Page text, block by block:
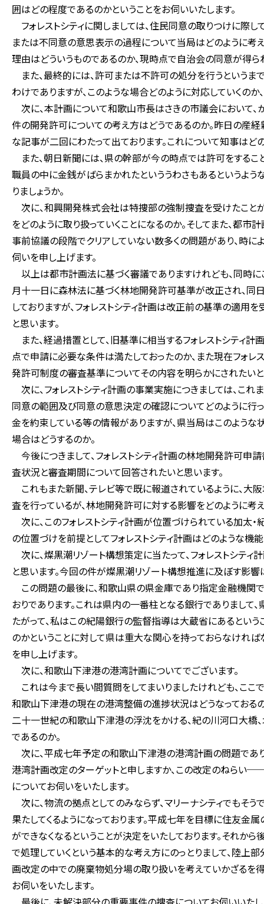
囲はどの程度であるのかということをお伺いいたします。
フォレストシティに関しましては、住民同意の取りつけに際
または不同意の意思表示の過程について当局はどのように考
理由はどういうものであるのか、現時点で自治会の同意が得
また、最終的には、許可または不許可の処分を行うという
わけでありますが、このような場合どのように対応していくのか
次に、本計画について和歌山市長はさきの市議会において
件の開発許可についての考え方はどうであるのか。昨日の産
な記事が二回にわたって出ております。これについて知事はど
また、朝日新聞には、県の幹部が今の時点では許可をするこ
職員の中に金銭がばらまかれたといううわさもあるというよ
りましょうか。
次に、和興開発株式会社は特捜部の強制捜査を受けたこと
をどのように取り扱っていくことになるのか。そしてまた、都
事前協議の段階でクリアしていない数多くの問題があり、時に
伺いを申し上げます。
以上は都市計画法に基づく審議でありますけれども、同時に
月十一日に森林法に基づく林地開発許可基準が改正され、同
しておりますが、フォレストシティ計画は改正前の基準の適用
と思います。
また、経過措置として、旧基準に相当するフォレストシティ
点で申請に必要な条件は満たしておったのか、また現在フォ
発許可制度の審査基準についてその内容を明らかにされたいと
次に、フォレストシティ計画の事業実施につきましては、こ
同意の範囲及び同意の意思決定の確認についてどのように行
金を約束している等の情報がありますが、県当局はこのよう
場合はどうするのか。
今後につきまして、フォレストシティ計画の林地開発許可
査状況と審査期間について回答されたいと思います。
これもまた新聞、テレビ等で既に報道されているように、
査を行っているが、林地開発許可に対する影響をどのように考
次に、このフォレストシティ計画が位置づけられている加太
の位置づけを前提としてフォレストシティ計画はどのような機
次に、燦黒潮リゾート構想策定に当たって、フォレストシテ
と思います。今回の件が燦黒潮リゾート構想推進に及ぼす影響
この問題の最後に、和歌山県の県金庫であり指定金融機関
おりであります。これは県内の一番柱となる銀行でありまして
たがって、私はこの紀陽銀行の監督指導は大蔵省にあるとい
のかということに対して県は重大な関心を持っておらなければ
を申し上げます。
次に、和歌山下津港の港湾計画についてでございます。
これは今まで長い間質問をしてまいりましたけれども、こ
和歌山下津港の現在の港湾整備の進捗状況はどうなっておるの
二十一世紀の和歌山下津港の浮沈をかける、紀の川河口大
であるのか。
次に、平成七年予定の和歌山下津港の港湾計画の問題であり
港湾計画改定のターゲットと申しますか、この改定のねらい
についてお伺いをいたします。
次に、物流の拠点としてのみならず、マリーナシティでもそ
果たしてくるようになっております。平成七年を目標に住友
ができなくなるということが決定をいたしております。それか
で処理していくという基本的な考え方にのっとりまして、陸上
画改定の中での廃棄物処分場の取り扱いを考えていかざるを
お伺いをいたします。